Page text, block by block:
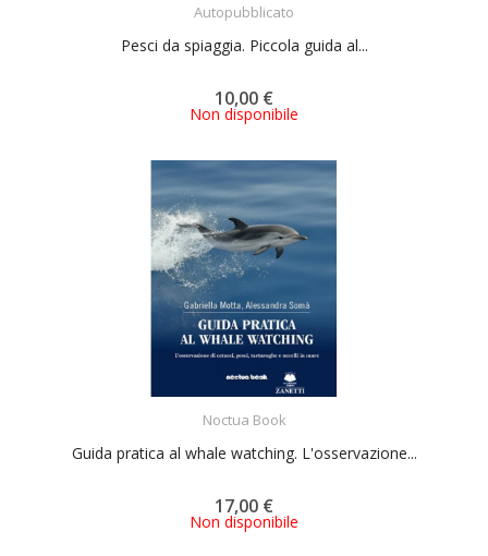
Autopubblicato
Pesci da spiaggia. Piccola guida al...
10,00 €
Non disponibile
Noctua Book
Guida pratica al whale watching. L'osservazione...
17,00 €
Non disponibile